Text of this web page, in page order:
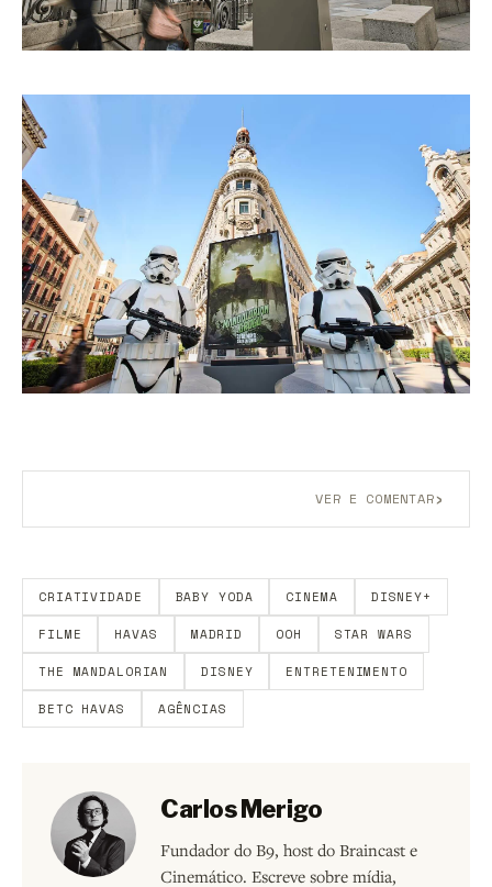
VER E COMENTAR›
CRIATIVIDADE BABY YODA CINEMA DISNEY+
FILME HAVAS MADRID OOH STAR WARS
THE MANDALORIAN DISNEY ENTRETENIMENTO
BETC HAVAS AGÊNCIAS
Carlos Merigo
Fundador do B9, host do Braincast e
Cinemático. Escreve sobre mídia,